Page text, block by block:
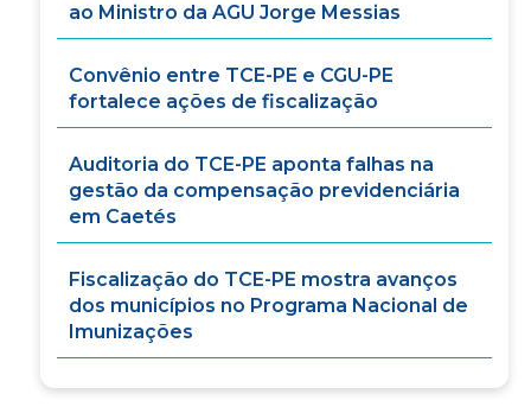
ao Ministro da AGU Jorge Messias
Convênio entre TCE-PE e CGU-PE
fortalece ações de fiscalização
Auditoria do TCE-PE aponta falhas na
gestão da compensação previdenciária
em Caetés
Fiscalização do TCE-PE mostra avanços
dos municípios no Programa Nacional de
Imunizações